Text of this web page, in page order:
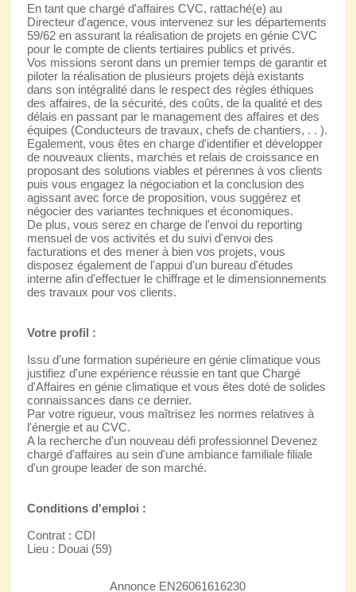
En tant que chargé d'affaires CVC, rattaché(e) au
Directeur d'agence, vous intervenez sur les départements
59/62 en assurant la réalisation de projets en génie CVC
pour le compte de clients tertiaires publics et privés.
Vos missions seront dans un premier temps de garantir et
piloter la réalisation de plusieurs projets déjà existants
dans son intégralité dans le respect des règles éthiques
des affaires, de la sécurité, des coûts, de la qualité et des
délais en passant par le management des affaires et des
équipes (Conducteurs de travaux, chefs de chantiers, . . ).
Egalement, vous êtes en charge d'identifier et développer
de nouveaux clients, marchés et relais de croissance en
proposant des solutions viables et pérennes à vos clients
puis vous engagez la négociation et la conclusion des
agissant avec force de proposition, vous suggérez et
négocier des variantes techniques et économiques.
De plus, vous serez en charge de l'envoi du reporting
mensuel de vos activités et du suivi d'envoi des
facturations et des mener à bien vos projets, vous
disposez également de l'appui d'un bureau d'études
interne afin d'effectuer le chiffrage et le dimensionnements
des travaux pour vos clients.
Votre profil :
Issu d'une formation supérieure en génie climatique vous
justifiez d'une expérience réussie en tant que Chargé
d'Affaires en génie climatique et vous êtes doté de solides
connaissances dans ce dernier.
Par votre rigueur, vous maîtrisez les normes relatives à
l'énergie et au CVC.
A la recherche d'un nouveau défi professionnel Devenez
chargé d'affaires au sein d'une ambiance familiale filiale
d'un groupe leader de son marché.
Conditions d'emploi :
Contrat : CDI
Lieu : Douai (59)
Annonce EN26061616230